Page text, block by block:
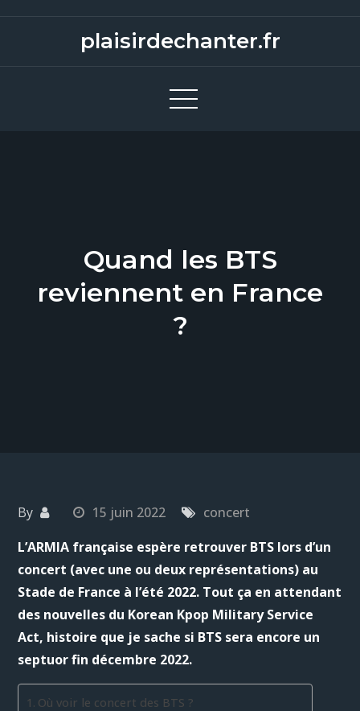
plaisirdechanter.fr
Quand les BTS
reviennent en France
?
By 15 juin 2022
concert
L’ARMIA française espère retrouver BTS lors d’un
concert (avec une ou deux représentations) au
Stade de France à l’été 2022. Tout ça en attendant
des nouvelles du Korean Kpop Military Service
Act, histoire que je sache si BTS sera encore un
septuor fin décembre 2022.
Où voir le concert des BTS ?